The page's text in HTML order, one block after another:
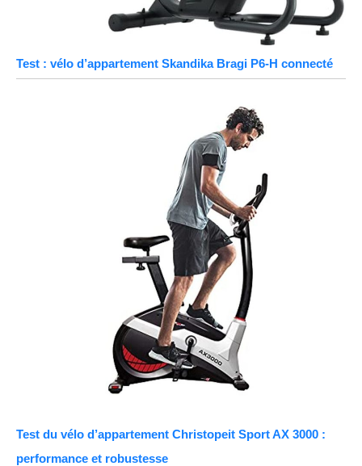
Test : vélo d’appartement Skandika Bragi P6-H connecté
Test du vélo d’appartement Christopeit Sport AX 3000 :
performance et robustesse